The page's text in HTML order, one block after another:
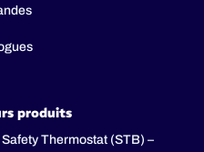
produits
Thermostat (STB) –